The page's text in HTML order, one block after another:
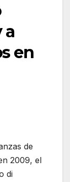
a
en
de
2009, el
di